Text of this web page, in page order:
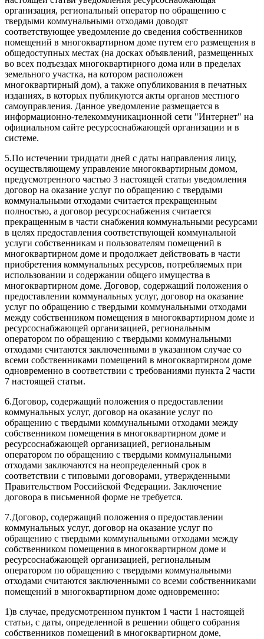
организация, региональный оператор по обращению с
твердыми коммунальными отходами доводят
соответствующее уведомление до сведения собственников
помещений в многоквартирном доме путем его размещения в
общедоступных местах (на досках объявлений, размещенных
во всех подъездах многоквартирного дома или в пределах
земельного участка, на котором расположен
многоквартирный дом), а также опубликования в печатных
изданиях, в которых публикуются акты органов местного
самоуправления. Данное уведомление размещается в
информационно-телекоммуникационной сети "Интернет" на
официальном сайте ресурсоснабжающей организации и в
системе.
5.По истечении тридцати дней с даты направления лицу,
осуществляющему управление многоквартирным домом,
предусмотренного частью 3 настоящей статьи уведомления
договор на оказание услуг по обращению с твердыми
коммунальными отходами считается прекращенным
полностью, а договор ресурсоснабжения считается
прекращенным в части снабжения коммунальными ресурсами
в целях предоставления соответствующей коммунальной
услуги собственникам и пользователям помещений в
многоквартирном доме и продолжает действовать в части
приобретения коммунальных ресурсов, потребляемых при
использовании и содержании общего имущества в
многоквартирном доме. Договор, содержащий положения о
предоставлении коммунальных услуг, договор на оказание
услуг по обращению с твердыми коммунальными отходами
между собственником помещения в многоквартирном доме и
ресурсоснабжающей организацией, региональным
оператором по обращению с твердыми коммунальными
отходами считаются заключенными в указанном случае со
всеми собственниками помещений в многоквартирном доме
одновременно в соответствии с требованиями пункта 2 части
7 настоящей статьи.
6.Договор, содержащий положения о предоставлении
коммунальных услуг, договор на оказание услуг по
обращению с твердыми коммунальными отходами между
собственником помещения в многоквартирном доме и
ресурсоснабжающей организацией, региональным
оператором по обращению с твердыми коммунальными
отходами заключаются на неопределенный срок в
соответствии с типовыми договорами, утвержденными
Правительством Российской Федерации. Заключение
договора в письменной форме не требуется.
7.Договор, содержащий положения о предоставлении
коммунальных услуг, договор на оказание услуг по
обращению с твердыми коммунальными отходами между
собственником помещения в многоквартирном доме и
ресурсоснабжающей организацией, региональным
оператором по обращению с твердыми коммунальными
отходами считаются заключенными со всеми собственниками
помещений в многоквартирном доме одновременно:
1)в случае, предусмотренном пунктом 1 части 1 настоящей
статьи, с даты, определенной в решении общего собрания
собственников помещений в многоквартирном доме,